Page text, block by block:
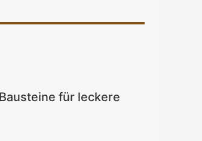
für leckere